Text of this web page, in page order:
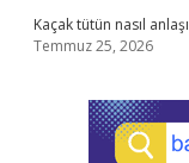
Kaçak tütün nasıl
Temmuz 25, 2026